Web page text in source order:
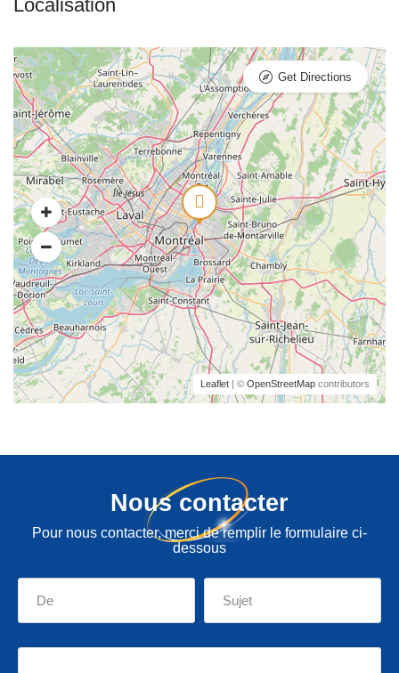
Leaflet | © OpenStreetMap contributors
Get Directions
Nous contacter
Pour nous contacter, merci de remplir le formulaire ci-
dessous